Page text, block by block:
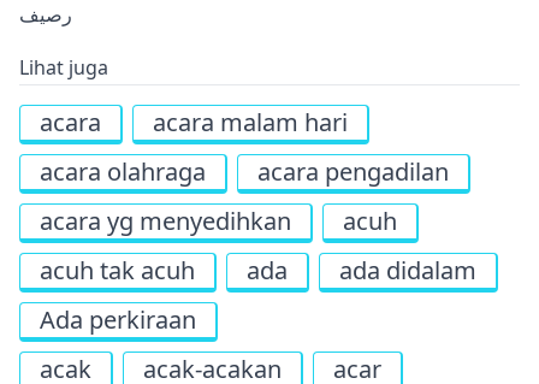
رصيف
Lihat juga
acara
acara malam hari
acara olahraga
acara pengadilan
acara yg menyedihkan
acuh
acuh tak acuh
ada
ada didalam
Ada perkiraan
acak
acak-acakan
acar